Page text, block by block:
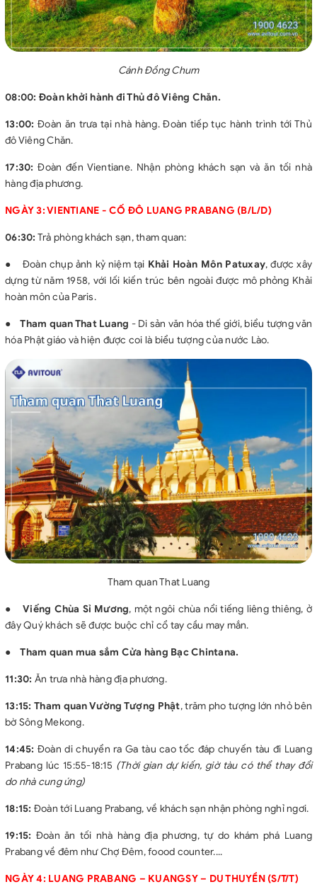
Cánh Đồng Chum
08:00: Đoàn khởi hành đi Thủ đô Viêng Chăn.
13:00: Đoàn ăn trưa tại nhà hàng. Đoàn tiếp tục hành trình tới Thủ
đô Viêng Chăn.
17:30: Đoàn đến Vientiane. Nhận phòng khách sạn và ăn tối nhà
hàng địa phương.
NGÀY 3: VIENTIANE - CỐ ĐÔ LUANG PRABANG (B/L/D)
06:30: Trả phòng khách sạn, tham quan:
● Đoàn chụp ảnh kỷ niệm tại Khải Hoàn Môn Patuxay, được xây
dựng từ năm 1958, với lối kiến trúc bên ngoài được mô phỏng Khải
hoàn môn của Paris.
●Tham quan That Luang - Di sản văn hóa thế giới, biểu tượng văn
hóa Phật giáo và hiện được coi là biểu tượng của nước Lào.
Tham quan That Luang
●Viếng Chùa Sỉ Mương, một ngôi chùa nổi tiếng liêng thiêng, ở
đây Quý khách sẽ được buộc chỉ cổ tay cầu may mắn.
●Tham quan mua sắm Cửa hàng Bạc Chintana.
11:30: Ăn trưa nhà hàng địa phương.
13:15: Tham quan Vường Tượng Phật, trăm pho tượng lớn nhỏ bên
bờ Sông Mekong.
14:45: Đoàn di chuyển ra Ga tàu cao tốc đáp chuyến tàu đi Luang
Prabang lúc 15:55-18:15 (Thời gian dự kiến, giờ tàu có thể thay đổi
do nhà cung ứng)
18:15: Đoàn tới Luang Prabang, về khách sạn nhận phòng nghỉ ngơi.
19:15: Đoàn ăn tối nhà hàng địa phương, tự do khám phá Luang
Prabang về đêm như Chợ Đêm, foood counter....
NGÀY 4: LUANG PRABANG – KUANGSY – DU THUYỀN (S/T/T)